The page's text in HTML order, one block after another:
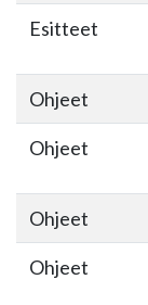
Esitteet
Ohjeet
Ohjeet
Ohjeet
Ohjeet